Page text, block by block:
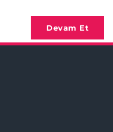
Devam Et